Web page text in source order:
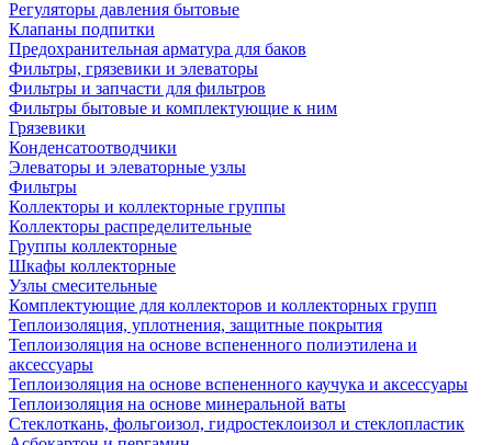
Регуляторы давления бытовые
Клапаны подпитки
Предохранительная арматура для баков
Фильтры, грязевики и элеваторы
Фильтры и запчасти для фильтров
Фильтры бытовые и комплектующие к ним
Грязевики
Конденсатоотводчики
Элеваторы и элеваторные узлы
Фильтры
Коллекторы и коллекторные группы
Коллекторы распределительные
Группы коллекторные
Шкафы коллекторные
Узлы смесительные
Комплектующие для коллекторов и коллекторных групп
Теплоизоляция, уплотнения, защитные покрытия
Теплоизоляция на основе вспененного полиэтилена и
аксессуары
Теплоизоляция на основе вспененного каучука и аксессуары
Теплоизоляция на основе минеральной ваты
Стеклоткань, фольгоизол, гидростеклоизол и стеклопластик